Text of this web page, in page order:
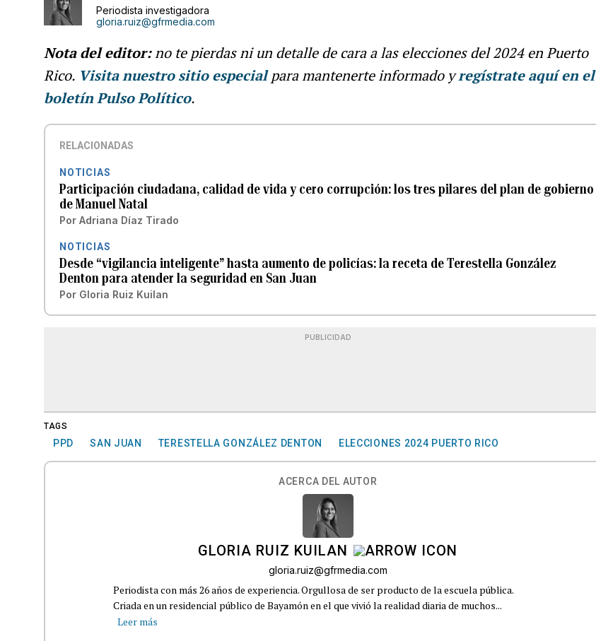
Periodista investigadora
gloria.ruiz@gfrmedia.com
Nota del editor:no te pierdas ni un detalle de cara a las elecciones del 2024 en Puerto
Rico. Visita nuestro sitio especialpara mantenerte informado yregístrate aquí en el
boletín Pulso Político.
RELACIONADAS
NOTICIAS
Participación ciudadana, calidad de vida y cero corrupción: los tres pilares del plan de gobierno
de Manuel Natal
Por Adriana Díaz Tirado
NOTICIAS
Desde “vigilancia inteligente” hasta aumento de policías: la receta de Terestella González
Denton para atender la seguridad en San Juan
Por Gloria Ruiz Kuilan
PUBLICIDAD
TAGS
PPD SAN JUAN TERESTELLA GONZÁLEZ DENTON ELECCIONES 2024 PUERTO RICO
ACERCA DEL AUTOR
GLORIA RUIZ KUILAN
gloria.ruiz@gfrmedia.com
Periodista con más 26 años de experiencia. Orgullosa de ser producto de la escuela pública.
Criada en un residencial público de Bayamón en el que vivió la realidad diaria de muchos...
Leer más